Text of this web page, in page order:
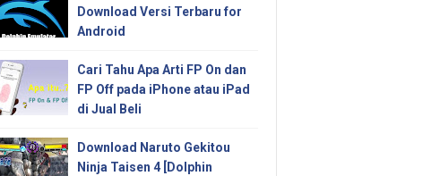
Download Versi Terbaru for
Android
Cari Tahu Apa Arti FP On dan
FP Off pada iPhone atau iPad
di Jual Beli
Download Naruto Gekitou
Ninja Taisen 4 [Dolphin